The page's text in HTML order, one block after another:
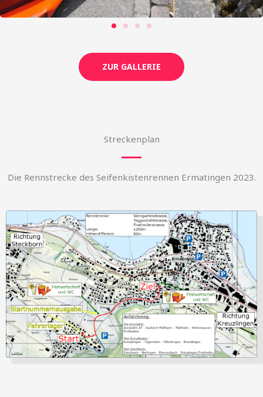
ZUR GALLERIE
Streckenplan
Die Rennstrecke des Seifenkistenrennen Ermatingen 2023.